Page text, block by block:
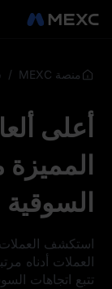
منصة MEXC /
السوقية
العملات أدناه
تتبع اتجاهات